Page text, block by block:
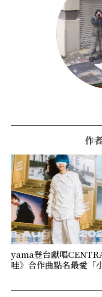
作
yama登台獻唱
哇》合作曲點名最愛「